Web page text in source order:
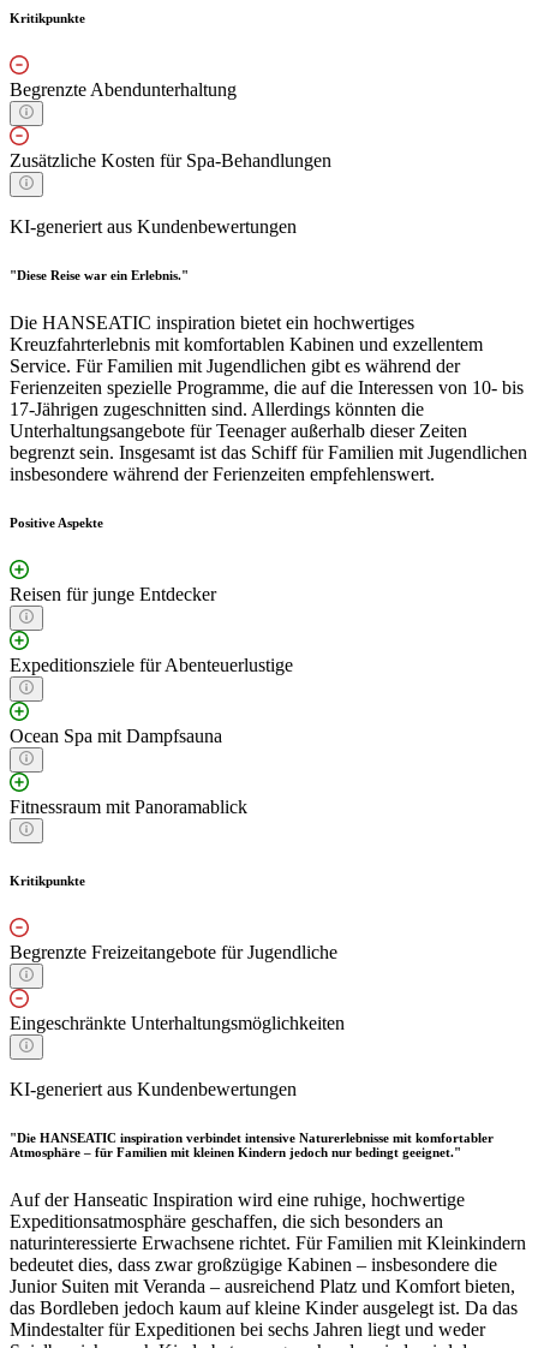
Kritikpunkte
Begrenzte Abendunterhaltung
Zusätzliche Kosten für Spa-Behandlungen
KI-generiert aus Kundenbewertungen
"Diese Reise war ein Erlebnis."
Die HANSEATIC inspiration bietet ein hochwertiges
Kreuzfahrterlebnis mit komfortablen Kabinen und exzellentem
Service. Für Familien mit Jugendlichen gibt es während der
Ferienzeiten spezielle Programme, die auf die Interessen von 10- bis
17-Jährigen zugeschnitten sind. Allerdings könnten die
Unterhaltungsangebote für Teenager außerhalb dieser Zeiten
begrenzt sein. Insgesamt ist das Schiff für Familien mit Jugendlichen
insbesondere während der Ferienzeiten empfehlenswert.
Positive Aspekte
Reisen für junge Entdecker
Expeditionsziele für Abenteuerlustige
Ocean Spa mit Dampfsauna
Fitnessraum mit Panoramablick
Kritikpunkte
Begrenzte Freizeitangebote für Jugendliche
Eingeschränkte Unterhaltungsmöglichkeiten
KI-generiert aus Kundenbewertungen
"Die HANSEATIC inspiration verbindet intensive Naturerlebnisse mit komfortabler
Atmosphäre – für Familien mit kleinen Kindern jedoch nur bedingt geeignet."
Auf der Hanseatic Inspiration wird eine ruhige, hochwertige
Expeditionsatmosphäre geschaffen, die sich besonders an
naturinteressierte Erwachsene richtet. Für Familien mit Kleinkindern
bedeutet dies, dass zwar großzügige Kabinen – insbesondere die
Junior Suiten mit Veranda – ausreichend Platz und Komfort bieten,
das Bordleben jedoch kaum auf kleine Kinder ausgelegt ist. Da das
Mindestalter für Expeditionen bei sechs Jahren liegt und weder